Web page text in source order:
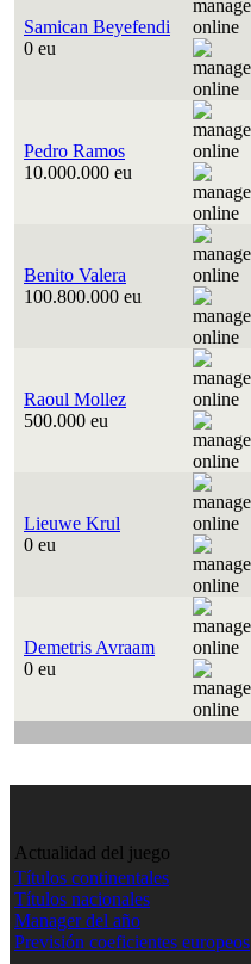
Samican Beyefendi
0 eu
Pedro Ramos
10.000.000 eu
Benito Valera
100.800.000 eu
Raoul Mollez
500.000 eu
Lieuwe Krul
0 eu
Demetris Avraam
0 eu
Actualidad del juego
Títulos continentales
Títulos nacionales
Manager del año
Previsión coeficientes europeos